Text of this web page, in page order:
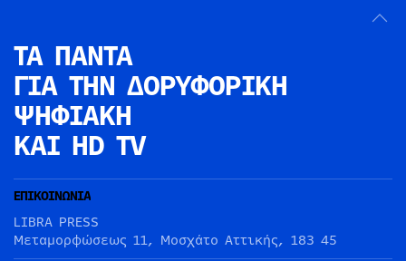
ΤΑ ΠΑΝΤΑ
ΓΙΑ ΤΗΝ ΔΟΡΥΦΟΡΙΚΗ
ΨΗΦΙΑΚΗ
ΚΑΙ HD TV
ΕΠΙΚΟΙΝΩΝΙΑ
LIBRA PRESS
Μεταμορφώσεως 11, Μοσχάτο Αττικής, 183 45